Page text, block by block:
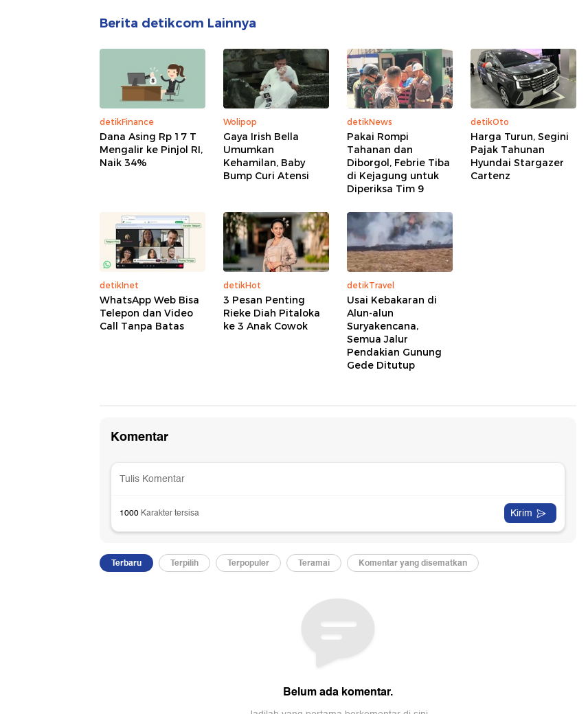
Berita detikcom Lainnya
detikFinance
Dana Asing Rp 17 T
Mengalir ke Pinjol RI,
Naik 34%
Wolipop
Gaya Irish Bella
Umumkan
Kehamilan, Baby
Bump Curi Atensi
detikNews
Pakai Rompi
Tahanan dan
Diborgol, Febrie Tiba
di Kejagung untuk
Diperiksa Tim 9
detikOto
Harga Turun, Segini
Pajak Tahunan
Hyundai Stargazer
Cartenz
detikInet
WhatsApp Web Bisa
Telepon dan Video
Call Tanpa Batas
detikHot
3 Pesan Penting
Rieke Diah Pitaloka
ke 3 Anak Cowok
detikTravel
Usai Kebakaran di
Alun-alun
Suryakencana,
Semua Jalur
Pendakian Gunung
Gede Ditutup